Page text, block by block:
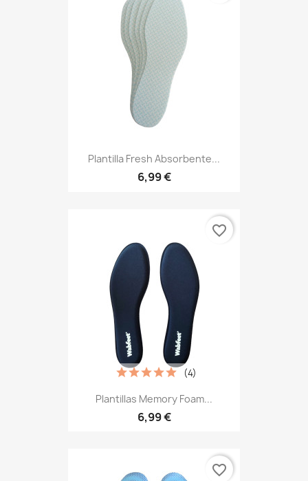
Plantilla Fresh Absorbente...
6,99 €
Plantillas Memory Foam...
6,99 €
(4)
favorite_border
favorite_border